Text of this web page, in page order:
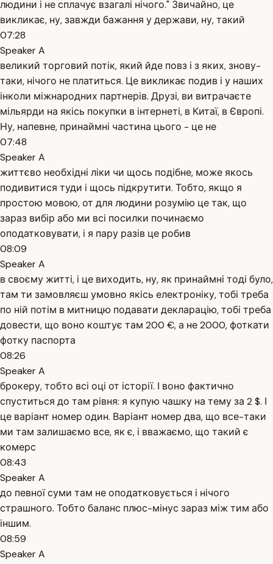
людини і не сплачує взагалі нічого." Звичайно, це
викликає, ну, завжди бажання у держави, ну, такий
07:28
Speaker A
великий торговий потік, який йде повз і з яких, знову-
таки, нічого не платиться. Це викликає подив і у наших
інколи міжнародних партнерів. Друзі, ви витрачаєте
мільярди на якісь покупки в інтернеті, в Китаї, в Європі.
Ну, напевне, принаймні частина цього - це не
07:48
Speaker A
життєво необхідні ліки чи щось подібне, може якось
подивитися туди і щось підкрутити. Тобто, якщо я
простою мовою, от для людини розумію це так, що
зараз вибір або ми всі посилки починаємо
оподатковувати, і я пару разів це робив
08:09
Speaker A
в своєму житті, і це виходить, ну, як принаймні тоді було,
там ти замовляєш умовно якісь електроніку, тобі треба
по ній потім в митницю подавати декларацію, тобі треба
довести, що воно коштує там 200 €, а не 2000, фоткати
фотку паспорта
08:26
Speaker A
брокеру, тобто всі оці от історії. І воно фактично
спуститься до там рівня: я купую чашку на тему за 2 $. І
це варіант номер один. Варіант номер два, що все-таки
ми там залишаємо все, як є, і вважаємо, що такий є
комерс
08:43
Speaker A
до певної суми там не оподатковується і нічого
страшного. Тобто баланс плюс-мінус зараз між тим або
іншим.
08:59
Speaker A